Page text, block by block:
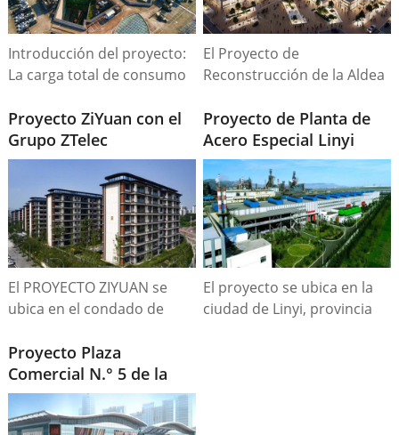
Introducción del proyecto:
La carga total de consumo
17.100 kVA, con 6 conjuntos
de transformadores de
1.600 kVA y 6 conjuntos de
transformadores de 1.250
kVA.
El Proyecto de
Reconstrucción de la Aldea
centro de la ciudad, abarca
una superficie total de
260,03 mu y cuenta con 16
edificios residenciales.
Proyecto ZiYuan con el
Grupo ZTelec
El PROYECTO ZIYUAN se
ubica en el condado de
Zhengzhou, con una
superficie construida de
83414,1 hectáreas, una
superficie total de 37309,9
Proyecto de Planta de
Acero Especial Linyi
Sande
El proyecto se ubica en la
ciudad de Linyi, provincia
Proyecto Plaza
Comercial N.° 5 de la
ciudad de HuaNan